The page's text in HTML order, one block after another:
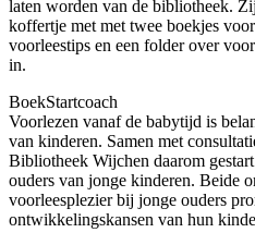
laten worden van de bibliotheek.
koffertje met met twee boekjes
voorleestips en een folder over
in.
BoekStartcoach
Voorlezen vanaf de babytijd is
van kinderen. Samen met
Bibliotheek Wijchen daarom
ouders van jonge kinderen. Beide
voorleesplezier bij jonge ouders
ontwikkelingskansen van hun